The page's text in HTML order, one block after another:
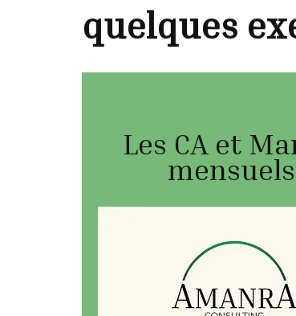
quelques
Les CA et
mensuels